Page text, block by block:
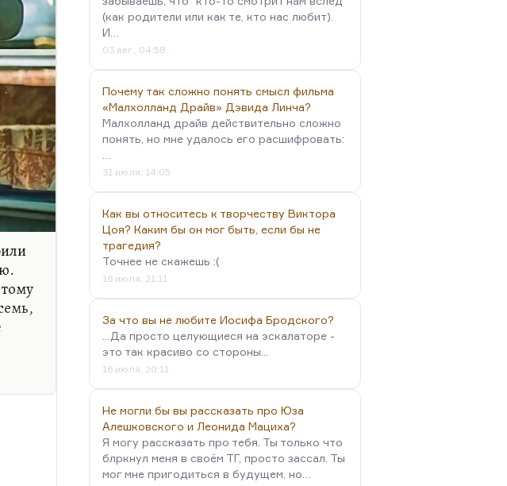
(как родители или как те, кто нас любит).
И…
03 авг., 04:58
Почему так сложно понять смысл фильма
«Малхолланд Драйв» Дэвида Линча?
Малхолланд драйв действительно сложно
понять, но мне удалось его расшифровать:
31 июля, 14:05
Как вы относитесь к творчеству Виктора
Цоя? Каким бы он мог быть, если бы не
трагедия?
Точнее не скажешь :(
16 июля, 21:11
За что вы не любите Иосифа Бродского?
...Да просто целующиеся на эскалаторе -
это так красиво со стороны...
16 июля, 20:11
Не могли бы вы рассказать про Юза
Алешковского и Леонида Мациха?
Я могу рассказать про тебя. Ты только что
блркнул меня в своём ТГ, просто зассал. Ты
мог мне пригодиться в будущем, но…